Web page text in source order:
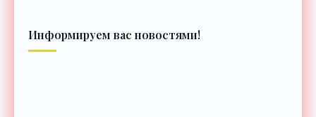
Информируем вас новостями!